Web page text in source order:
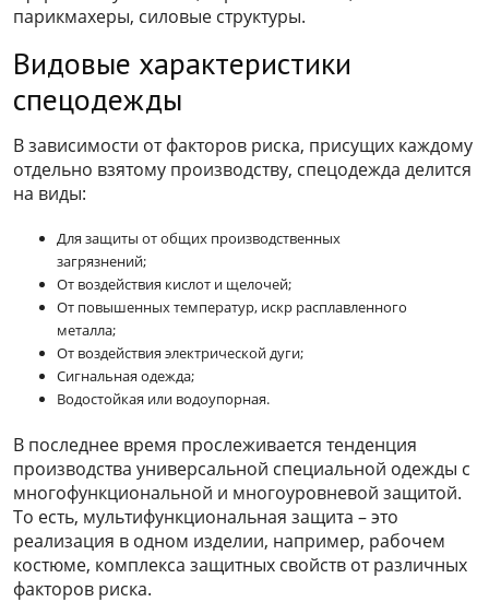
парикмахеры, силовые структуры.
Видовые характеристики
спецодежды
В зависимости от факторов риска, присущих каждому
отдельно взятому производству, спецодежда делится
на виды:
Для защиты от общих производственных
загрязнений;
От воздействия кислот и щелочей;
От повышенных температур, искр расплавленного
металла;
От воздействия электрической дуги;
Сигнальная одежда;
Водостойкая или водоупорная.
В последнее время прослеживается тенденция
производства универсальной специальной одежды с
многофункциональной и многоуровневой защитой.
То есть, мультифункциональная защита – это
реализация в одном изделии, например, рабочем
костюме, комплекса защитных свойств от различных
факторов риска.